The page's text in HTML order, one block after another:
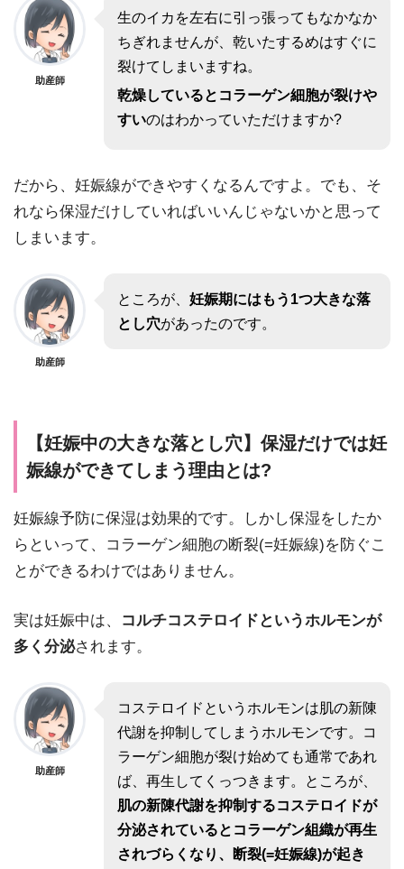
助産師
生のイカを左右に引っ張ってもなかなか
ちぎれませんが、乾いたするめはすぐに
裂けてしまいますね。
乾燥しているとコラーゲン細胞が裂けや
すいのはわかっていただけますか?
だから、妊娠線ができやすくなるんですよ。でも、そ
れなら保湿だけしていればいいんじゃないかと思って
しまいます。
助産師
ところが、 妊娠期にはもう1つ大きな落
とし穴があったのです。
【妊娠中の大きな落とし穴】保湿だけでは妊
娠線ができてしまう理由とは?
妊娠線予防に保湿は効果的です。しかし保湿をしたか
らといって、コラーゲン細胞の断裂(=妊娠線)を防ぐこ
とができるわけではありません。
実は妊娠中は、
コルチコステロイドというホルモンが
多く分泌されます。
助産師
コステロイドというホルモンは肌の新陳
代謝を抑制してしまうホルモンです。コ
ラーゲン細胞が裂け始めても通常であれ
ば、再生してくっつきます。ところが、
肌の新陳代謝を抑制するコステロイドが
分泌されているとコラーゲン組織が再生
されづらくなり、
断裂(=妊娠線)が起き